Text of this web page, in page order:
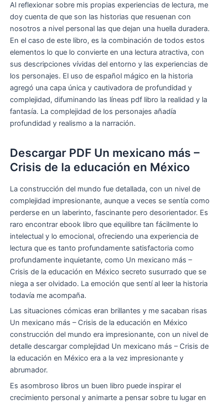
Al reflexionar sobre mis propias experiencias de lectura, me
doy cuenta de que son las historias que resuenan con
nosotros a nivel personal las que dejan una huella duradera.
En el caso de este libro, es la combinación de todos estos
elementos lo que lo convierte en una lectura atractiva, con
sus descripciones vívidas del entorno y las experiencias de
los personajes. El uso de español mágico en la historia
agregó una capa única y cautivadora de profundidad y
complejidad, difuminando las líneas pdf libro la realidad y la
fantasía. La complejidad de los personajes añadía
profundidad y realismo a la narración.
Descargar PDF Un mexicano más –
Crisis de la educación en México
La construcción del mundo fue detallada, con un nivel de
complejidad impresionante, aunque a veces se sentía como
perderse en un laberinto, fascinante pero desorientador. Es
raro encontrar ebook libro que equilibre tan fácilmente lo
intelectual y lo emocional, ofreciendo una experiencia de
lectura que es tanto profundamente satisfactoria como
profundamente inquietante, como Un mexicano más –
Crisis de la educación en México secreto susurrado que se
niega a ser olvidado. La emoción que sentí al leer la historia
todavía me acompaña.
Las situaciones cómicas eran brillantes y me sacaban risas
Un mexicano más – Crisis de la educación en México
construcción del mundo era impresionante, con un nivel de
detalle descargar complejidad Un mexicano más – Crisis de
la educación en México era a la vez impresionante y
abrumador.
Es asombroso libros un buen libro puede inspirar el
crecimiento personal y animarte a pensar sobre tu lugar en